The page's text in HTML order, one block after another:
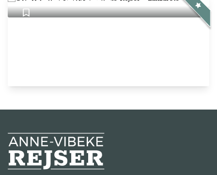
Anne-Vibeke Rejser